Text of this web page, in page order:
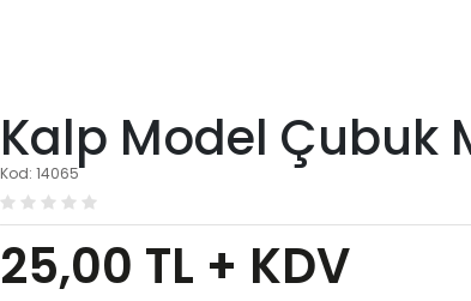
Kalp Model Çubuk
Kod: 14065
25,00 TL + KDV